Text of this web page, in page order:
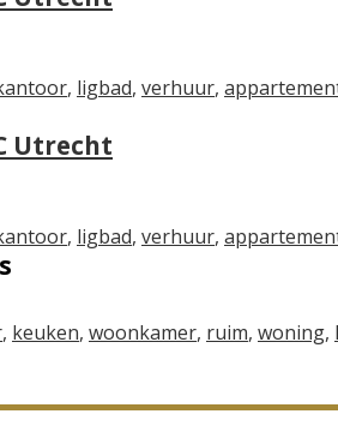
, ligbad, verhuur,
Utrecht
, ligbad, verhuur,
, keuken, woonkamer, ruim, woning,